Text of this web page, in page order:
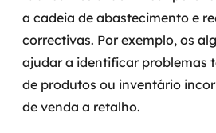
a cadeia de abastecimento e
correctivas. Por exemplo, os
ajudar a identificar problemas
de produtos ou inventário
de venda a retalho.